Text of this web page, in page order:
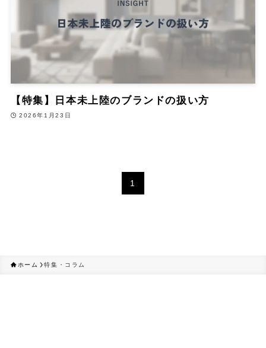
【特集】日本未上陸のブランドの扱い方
2026年1月23日
1
ホーム 特集・コラム